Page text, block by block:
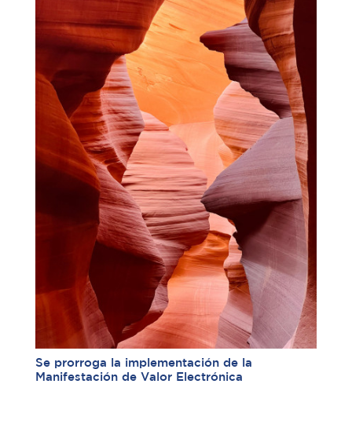
Se prorroga la implementación de la
Manifestación de Valor Electrónica